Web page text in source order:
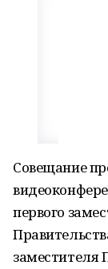
Совещание
первого
заместителя